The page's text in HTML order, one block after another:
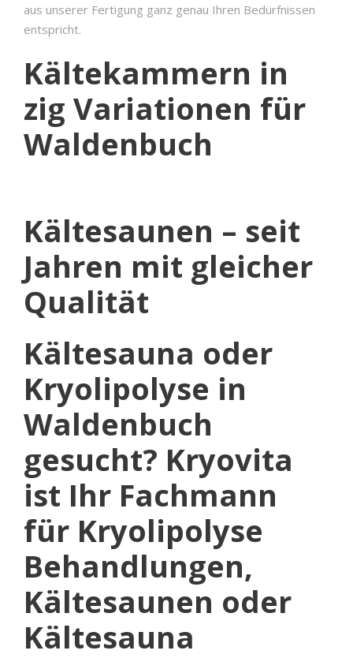
aus unserer Fertigung ganz genau Ihren Bedürfnissen
entspricht.
Kältekammern in
zig Variationen für
Waldenbuch
Kältesaunen – seit
Jahren mit gleicher
Qualität
Kältesauna oder
Kryolipolyse in
Waldenbuch
gesucht? Kryovita
ist Ihr Fachmann
für Kryolipolyse
Behandlungen,
Kältesaunen oder
Kältesauna